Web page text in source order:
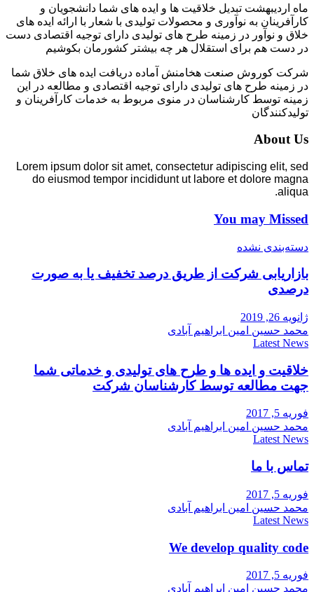
ماه اردیبهشت تبدیل خلاقیت ها و ایده های شما دانشجویان و
کارآفرینان به نوآوری و محصولات تولیدی با شعار با ارائه ایده های
خلاق و نوآور در زمینه طرح های تولیدی دارای توجیه اقتصادی دست
در دست هم برای استقلال هر چه بیشتر کشورمان بکوشیم
شرکت کوروش صنعت هخامنش آماده دریافت ایده های خلاق شما
در زمینه طرح های تولیدی دارای توجیه اقتصادی و مطالعه در این
زمینه توسط کارشناسان در منوی مربوط به خدمات کارآفرینان و
تولیدکنندگان
About Us
Lorem ipsum dolor sit amet, consectetur adipiscing elit, sed
do eiusmod tempor incididunt ut labore et dolore magna
aliqua.
You may Missed
دسته‌بندی نشده
بازاریابی شرکت از طریق درصد تخفیف یا به صورت
درصدی
ژانویه 26, 2019
محمد حسین امین ابراهیم آبادی
Latest News
خلاقیت و ایده ها و طرح های تولیدی و خدماتی شما
جهت مطالعه توسط کارشناسان شرکت
فوریه 5, 2017
محمد حسین امین ابراهیم آبادی
Latest News
تماس با ما
فوریه 5, 2017
محمد حسین امین ابراهیم آبادی
Latest News
We develop quality code
فوریه 5, 2017
محمد حسین امین ابراهیم آبادی